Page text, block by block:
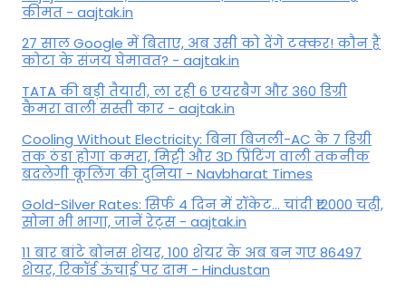
कीमत - aajtak.in
27 साल Google में बिताए, अब उसी को देंगे टक्कर! कौन हैं
कोटा के संजय घेमावत? - aajtak.in
TATA की बड़ी तैयारी, ला रही 6 एयरबैग और 360 डिग्री
कैमरा वाली सस्ती कार - aajtak.in
Cooling Without Electricity: बिना बिजली-AC के 7 डिग्री
तक ठंडा होगा कमरा, मिट्टी और 3D प्रिंटिंग वाली तकनीक
बदलेगी कूलिंग की दुनिया - Navbharat Times
Gold-Silver Rates: सिर्फ 4 दिन में रॉकेट... चांदी ₹12000 चढ़ी,
सोना भी भागा, जानें रेट्स - aajtak.in
11 बार बांटे बोनस शेयर, 100 शेयर के अब बन गए 86497
शेयर, रिकॉर्ड ऊंचाई पर दाम - Hindustan